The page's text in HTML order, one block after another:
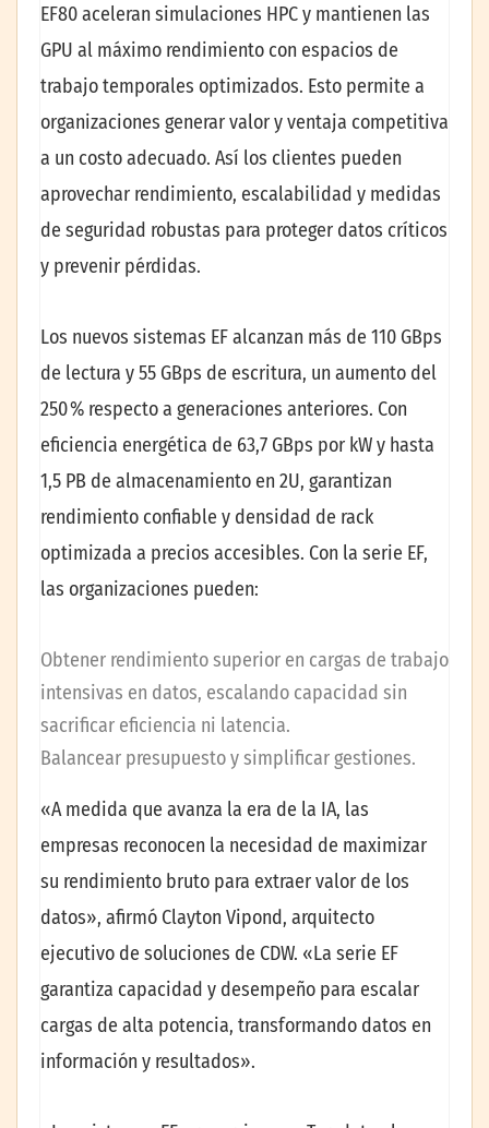
EF80 aceleran simulaciones HPC y mantienen las
GPU al máximo rendimiento con espacios de
trabajo temporales optimizados. Esto permite a
organizaciones generar valor y ventaja competitiva
a un costo adecuado. Así los clientes pueden
aprovechar rendimiento, escalabilidad y medidas
de seguridad robustas para proteger datos críticos
y prevenir pérdidas.
Los nuevos sistemas EF alcanzan más de 110 GBps
de lectura y 55 GBps de escritura, un aumento del
250 % respecto a generaciones anteriores. Con
eficiencia energética de 63,7 GBps por kW y hasta
1,5 PB de almacenamiento en 2U, garantizan
rendimiento confiable y densidad de rack
optimizada a precios accesibles. Con la serie EF,
las organizaciones pueden:
Obtener rendimiento superior en cargas de trabajo
intensivas en datos, escalando capacidad sin
sacrificar eficiencia ni latencia.
Balancear presupuesto y simplificar gestiones.
«A medida que avanza la era de la IA, las
empresas reconocen la necesidad de maximizar
su rendimiento bruto para extraer valor de los
datos», afirmó Clayton Vipond, arquitecto
ejecutivo de soluciones de CDW. «La serie EF
garantiza capacidad y desempeño para escalar
cargas de alta potencia, transformando datos en
información y resultados».